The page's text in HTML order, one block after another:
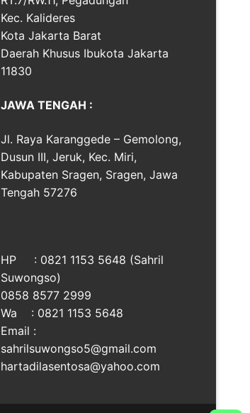
Kec. Kalideres
Kota Jakarta Barat
Daerah Khusus Ibukota Jakarta
11830
JAWA TENGAH :
Jl. Raya Karanggede – Gemolong,
Dusun III, Jeruk, Kec. Miri,
Kabupaten Sragen, Sragen, Jawa
Tengah 57276
HP : 0821 1153 5648 (Sahril
Suwongso)
0858 8577 2999
Wa : 0821 1153 5648
Email :
sahrilsuwongso5@gmail.com
hartadilasentosa@yahoo.com